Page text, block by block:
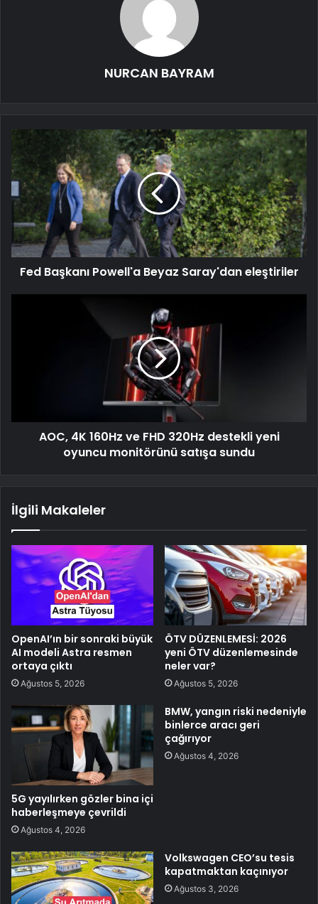
NURCAN BAYRAM
Fed Başkanı Powell'a Beyaz Saray'dan eleştiriler
AOC, 4K 160Hz ve FHD 320Hz destekli yeni
oyuncu monitörünü satışa sundu
İlgili Makaleler
OpenAI’ın bir sonraki büyük
AI modeli Astra resmen
ortaya çıktı
Ağustos 5, 2026
ÖTV DÜZENLEMESİ: 2026
yeni ÖTV düzenlemesinde
neler var?
Ağustos 5, 2026
5G yayılırken gözler bina içi
haberleşmeye çevrildi
Ağustos 4, 2026
BMW, yangın riski nedeniyle
binlerce aracı geri
çağırıyor
Ağustos 4, 2026
Volkswagen CEO’su tesis
kapatmaktan kaçınıyor
Ağustos 3, 2026